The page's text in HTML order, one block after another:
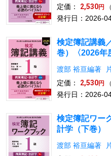
定価：
2,530円
発行日：2026-
検定簿記講義
巻）〈2026年
渡部 裕亘編著
定価：
2,530円
発行日：2026-
検定簿記ワー
計学（下巻）
渡部 裕亘編著